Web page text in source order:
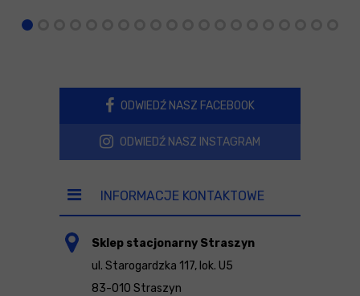
ODWIEDŹ NASZ FACEBOOK
ODWIEDŹ NASZ INSTAGRAM
INFORMACJE KONTAKTOWE
Sklep stacjonarny Straszyn
ul. Starogardzka 117, lok. U5
83-010 Straszyn